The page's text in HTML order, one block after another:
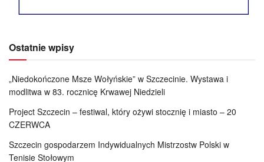
Ostatnie wpisy
„Niedokończone Msze Wołyńskie” w Szczecinie. Wystawa i
modlitwa w 83. rocznicę Krwawej Niedzieli
Project Szczecin – festiwal, który ożywi stocznię i miasto – 20
CZERWCA
Szczecin gospodarzem Indywidualnych Mistrzostw Polski w
Tenisie Stołowym